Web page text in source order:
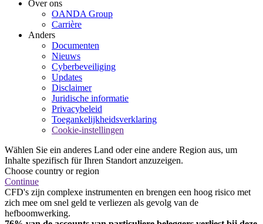
Over ons
OANDA Group
Carrière
Anders
Documenten
Nieuws
Cyberbeveiliging
Updates
Disclaimer
Juridische informatie
Privacybeleid
Toegankelijkheidsverklaring
Cookie-instellingen
Wählen Sie ein anderes Land oder eine andere Region aus, um
Inhalte spezifisch für Ihren Standort anzuzeigen.
Choose country or region
Continue
CFD's zijn complexe instrumenten en brengen een hoog risico met
zich mee om snel geld te verliezen als gevolg van de
hefboomwerking.